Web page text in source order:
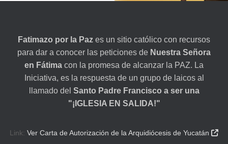
Fatimazo por la Paz es un sitio católico con recursos
para dar a conocer las peticiones de Nuestra Señora
en Fátima con la promesa de alcanzar la PAZ. La
Iniciativa, es la respuesta de un grupo de laicos al
llamado del Santo Padre Francisco a ser una
"¡IGLESIA EN SALIDA!"
Link: Ver Carta de Autorización de la Arquidiócesis de Yucatán 